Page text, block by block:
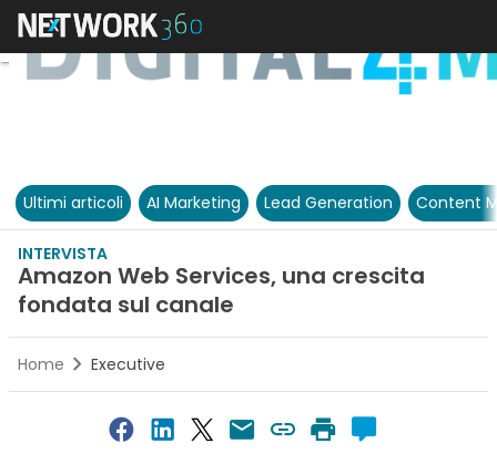
Ultimi articoli AI Marketing Lead Generation Content
INTERVISTA
Amazon Web Services, una crescita
fondata sul canale
Home Executive